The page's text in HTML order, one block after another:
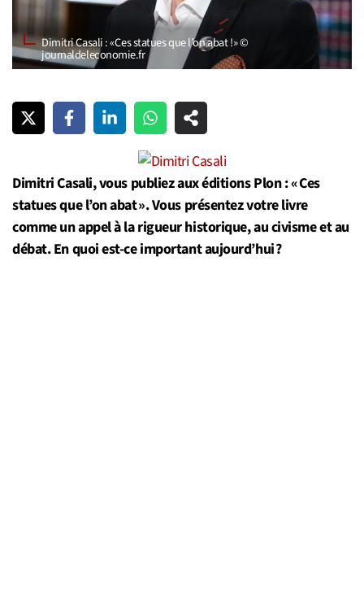
Dimitri Casali : « Ces statues que l’on abat ! » ©
journaldeleconomie.fr
Dimitri Casali, vous publiez aux éditions Plon : « Ces
statues que l’on abat ». Vous présentez votre livre
comme un appel à la rigueur historique, au civisme et au
débat. En quoi est-ce important aujourd’hui ?